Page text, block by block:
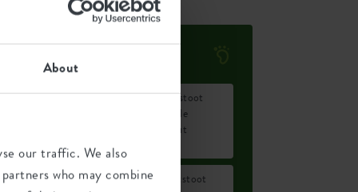
About
our traffic. We also
who may combine
voetafdruk
Gemiddelde uitstoot
van CO2 voor de
productie van dit
product
Gemiddelde uitstoot